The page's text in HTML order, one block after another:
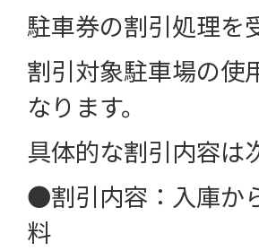
駐車券の割引処理を
割引対象駐車場の使
なります。
具体的な割引内容は
●割引内容：入庫か
料